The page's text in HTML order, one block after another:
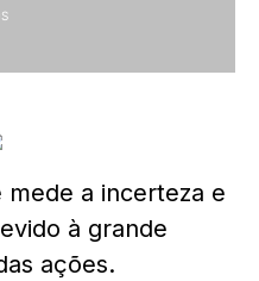
mede a incerteza e
à grande
ações.